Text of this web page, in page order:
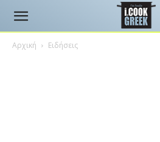
Αρχική Ειδήσεις